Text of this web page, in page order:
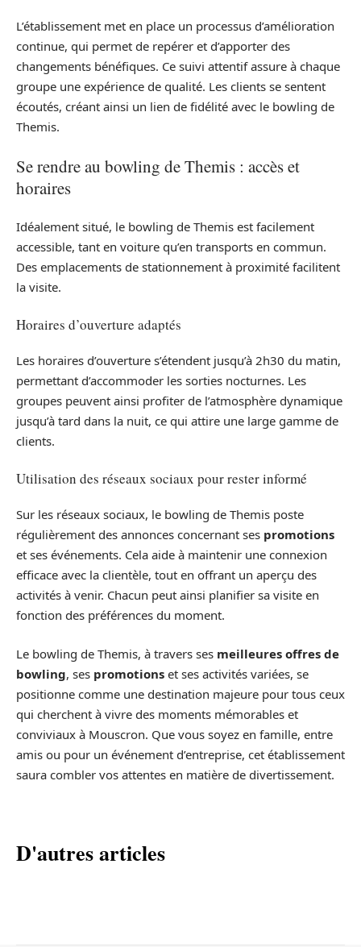
L’établissement met en place un processus d’amélioration
continue, qui permet de repérer et d’apporter des
changements bénéfiques. Ce suivi attentif assure à chaque
groupe une expérience de qualité. Les clients se sentent
écoutés, créant ainsi un lien de fidélité avec le bowling de
Themis.
Se rendre au bowling de Themis : accès et
horaires
Idéalement situé, le bowling de Themis est facilement
accessible, tant en voiture qu’en transports en commun.
Des emplacements de stationnement à proximité facilitent
la visite.
Horaires d’ouverture adaptés
Les horaires d’ouverture s’étendent jusqu’à 2h30 du matin,
permettant d’accommoder les sorties nocturnes. Les
groupes peuvent ainsi profiter de l’atmosphère dynamique
jusqu’à tard dans la nuit, ce qui attire une large gamme de
clients.
Utilisation des réseaux sociaux pour rester informé
Sur les réseaux sociaux, le bowling de Themis poste
régulièrement des annonces concernant ses promotions
et ses événements. Cela aide à maintenir une connexion
efficace avec la clientèle, tout en offrant un aperçu des
activités à venir. Chacun peut ainsi planifier sa visite en
fonction des préférences du moment.
Le bowling de Themis, à travers ses meilleures offres de
bowling, ses promotions et ses activités variées, se
positionne comme une destination majeure pour tous ceux
qui cherchent à vivre des moments mémorables et
conviviaux à Mouscron. Que vous soyez en famille, entre
amis ou pour un événement d’entreprise, cet établissement
saura combler vos attentes en matière de divertissement.
D'autres articles